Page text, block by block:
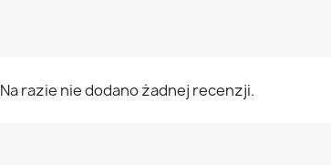
Na razie nie dodano żadnej recenzji.